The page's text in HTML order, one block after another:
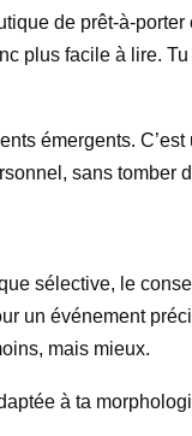
de prêt-à-
plus facile à lire.
émergents.
sans tomber
sélective, le
un événement
mais mieux.
à ta